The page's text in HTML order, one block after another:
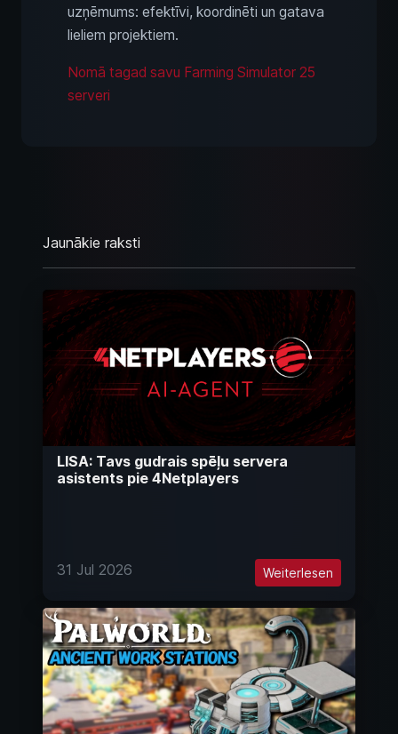
uzņēmums: efektīvi, koordinēti un gatava
lieliem projektiem.
Nomā tagad savu Farming Simulator 25
serveri
Jaunākie raksti
LISA: Tavs gudrais spēļu servera
asistents pie 4Netplayers
31 Jul 2026 Weiterlesen